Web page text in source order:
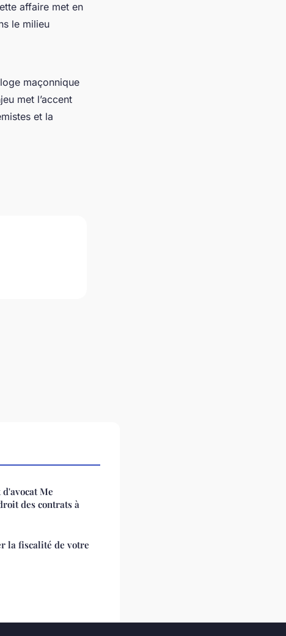
affaire met en
le milieu
maçonnique
met l’accent
et la
Me
des contrats à
la fiscalité de votre